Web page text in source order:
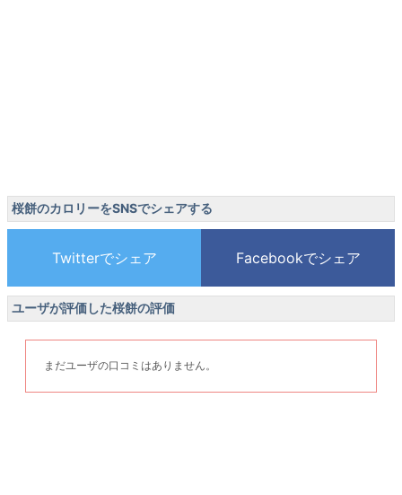
桜餅のカロリーをSNSでシェアする
ユーザが評価した桜餅の評価
まだユーザの口コミはありません。